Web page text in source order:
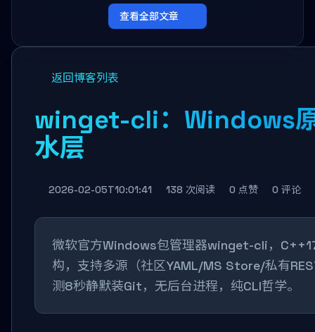
查看全部文章
返回博客列表
winget-cli：Windows
水层
2026-02-05T10:01:41 138 次阅读 0 点赞 0 评论
微软官方Windows包管理器winget-cli，
构，支持多源（社区YAML/MS Store/私有
测8秒静默装Git，无后台进程，纯CLI哲学。